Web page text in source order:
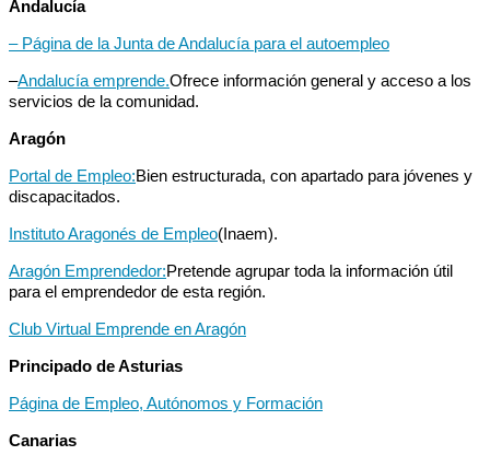
Andalucía
– Página de la Junta de Andalucía para el autoempleo
–Andalucía emprende.Ofrece información general y acceso a los
servicios de la comunidad.
Aragón
Portal de Empleo:Bien estructurada, con apartado para jóvenes y
discapacitados.
Instituto Aragonés de Empleo(Inaem).
Aragón Emprendedor:Pretende agrupar toda la información útil
para el emprendedor de esta región.
Club Virtual Emprende en Aragón
Principado de Asturias
Página de Empleo, Autónomos y Formación
Canarias